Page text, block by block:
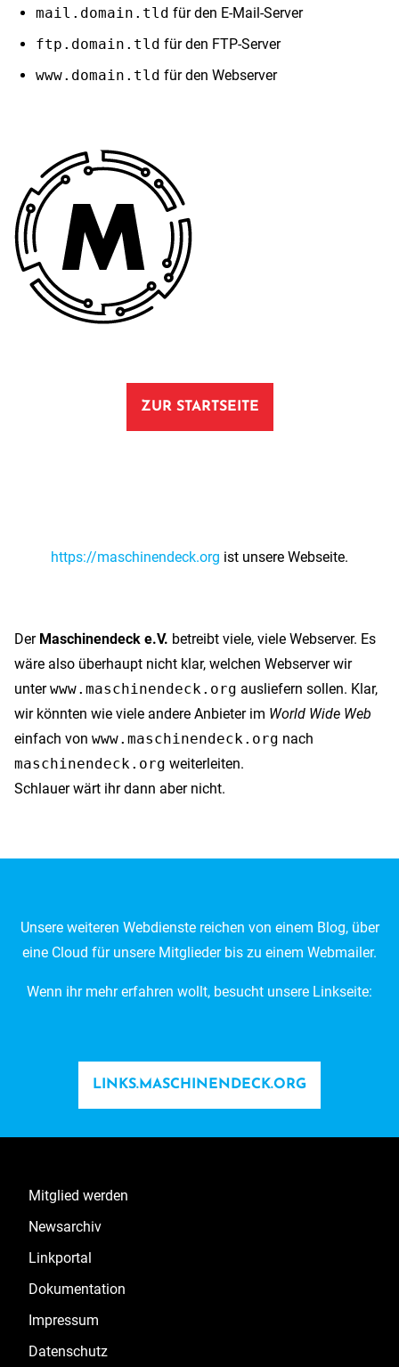
mail.domain.tld für den E-Mail-Server
ftp.domain.tld für den FTP-Server
www.domain.tld für den Webserver
ZUR STARTSEITE
https://maschinendeck.org ist unsere Webseite.
Der Maschinendeck e.V. betreibt viele, viele Webserver. Es
wäre also überhaupt nicht klar, welchen Webserver wir
unterwww.maschinendeck.org ausliefern sollen. Klar,
wir könnten wie viele andere Anbieter im World Wide Web
einfach von www.maschinendeck.org nach
maschinendeck.org weiterleiten.
Schlauer wärt ihr dann aber nicht.
Unsere weiteren Webdienste reichen von einem Blog, über
eine Cloud für unsere Mitglieder bis zu einem Webmailer.
Wenn ihr mehr erfahren wollt, besucht unsere Linkseite:
LINKS.MASCHINENDECK.ORG
Mitglied werden
Newsarchiv
Linkportal
Dokumentation
Impressum
Datenschutz